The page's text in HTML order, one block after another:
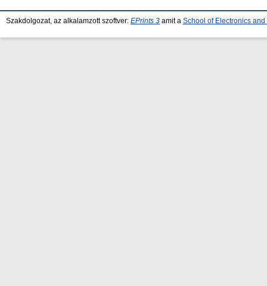
Szakdolgozat, az alkalamzott szoftver: EPrints 3 amit a School of Electronics